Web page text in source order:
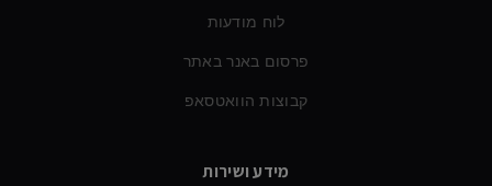
לוח מודעות
פרסום באנר באתר
קבוצות הוואטסאפ
מידע ושירות